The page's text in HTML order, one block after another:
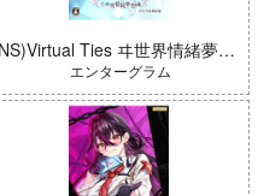
(NS)Virtual Ties ヰ世界情緒夢想曲 完全生産限定版
エンターグラム